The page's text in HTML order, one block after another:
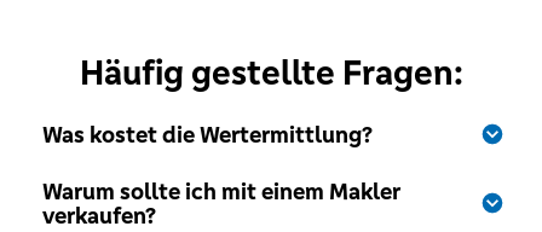
Häufig gestellte Fragen:
Was kostet die Wertermittlung?
Warum sollte ich mit einem Makler
verkaufen?